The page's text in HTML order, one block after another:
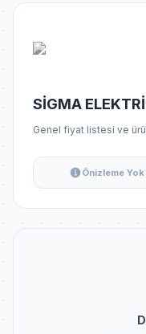
SİGMA
Genel fiyat listesi ve
Önizleme Yok